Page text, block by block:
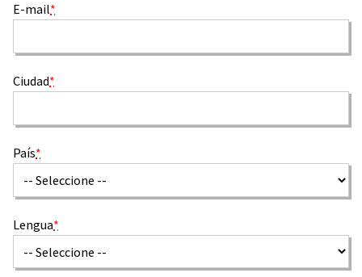
E-mail*
Ciudad*
País*
Lengua*